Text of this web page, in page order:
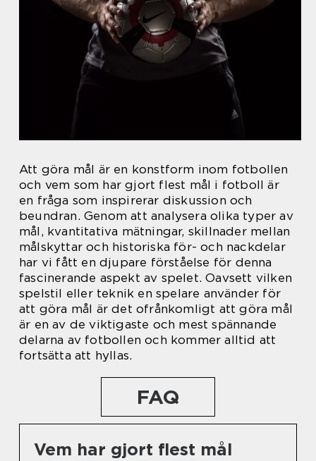
Att göra mål är en konstform inom fotbollen
och vem som har gjort flest mål i fotboll är
en fråga som inspirerar diskussion och
beundran. Genom att analysera olika typer av
mål, kvantitativa mätningar, skillnader mellan
målskyttar och historiska för- och nackdelar
har vi fått en djupare förståelse för denna
fascinerande aspekt av spelet. Oavsett vilken
spelstil eller teknik en spelare använder för
att göra mål är det ofrånkomligt att göra mål
är en av de viktigaste och mest spännande
delarna av fotbollen och kommer alltid att
fortsätta att hyllas.
FAQ
Vem har gjort flest mål